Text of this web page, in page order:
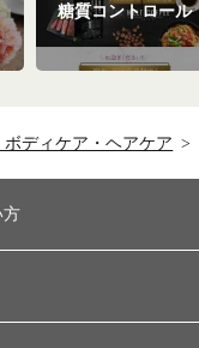
糖質コントロール
ボディケア・ヘアケア
方